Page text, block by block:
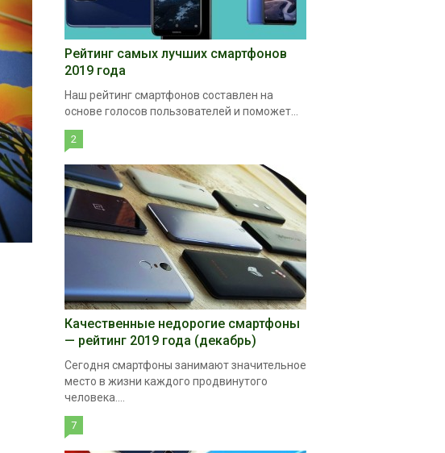
Рейтинг самых лучших смартфонов
2019 года
Наш рейтинг смартфонов составлен на
основе голосов пользователей и поможет...
2
Качественные недорогие смартфоны
— рейтинг 2019 года (декабрь)
Сегодня смартфоны занимают значительное
место в жизни каждого продвинутого
человека....
7